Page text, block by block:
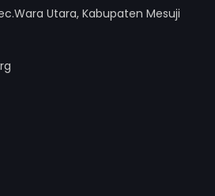
Utara, Kabupaten Mesuji